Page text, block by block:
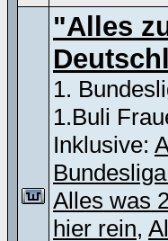
"Alles
1.
1.Buli
Inklusive:
Alles was
hier rein,